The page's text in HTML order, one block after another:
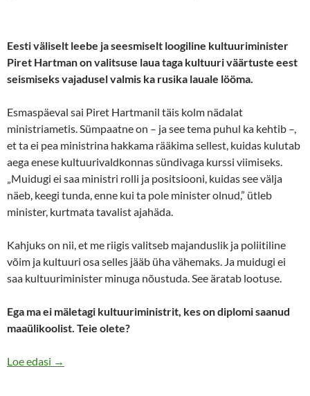
Eesti väliselt leebe ja seesmiselt loogiline kultuuriminister
Piret Hartman on valitsuse laua taga kultuuri väärtuste eest
seismiseks vajadusel valmis ka rusika lauale lööma.
Esmaspäeval sai Piret Hartmanil täis kolm nädalat
ministriametis. Sümpaatne on – ja see tema puhul ka kehtib –,
et ta ei pea ministrina hakkama rääkima sellest, kuidas kulutab
aega enese kultuurivaldkonnas sündivaga kurssi viimiseks.
„Muidugi ei saa ministri rolli ja positsiooni, kuidas see välja
näeb, keegi tunda, enne kui ta pole minister olnud,” ütleb
minister, kurtmata tavalist ajahäda.
Kahjuks on nii, et me riigis valitseb majanduslik ja poliitiline
võim ja kultuuri osa selles jääb üha vähemaks. Ja muidugi ei
saa kultuuriminister minuga nõustuda. See äratab lootuse.
Ega ma ei mäletagi kultuuriministrit, kes on diplomi saanud
maaülikoolist. Teie olete?
Loe edasi Kultuuriminister Piret Hartman: Kui me lapsi kultuuri
→